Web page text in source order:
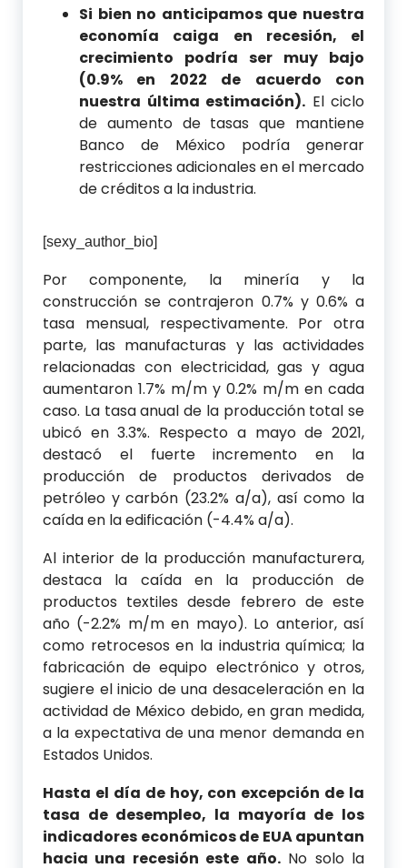
Si bien no anticipamos que nuestra
economía caiga en recesión, el
crecimiento podría ser muy bajo
(0.9% en 2022 de acuerdo con
nuestra última estimación). El ciclo
de aumento de tasas que mantiene
Banco de México podría generar
restricciones adicionales en el mercado
de créditos a la industria.
[sexy_author_bio]
Por componente, la minería y la
construcción se contrajeron 0.7% y 0.6% a
tasa mensual, respectivamente. Por otra
parte, las manufacturas y las actividades
relacionadas con electricidad, gas y agua
aumentaron 1.7% m/m y 0.2% m/m en cada
caso. La tasa anual de la producción total se
ubicó en 3.3%. Respecto a mayo de 2021,
destacó el fuerte incremento en la
producción de productos derivados de
petróleo y carbón (23.2% a/a), así como la
caída en la edificación (-4.4% a/a).
Al interior de la producción manufacturera,
destaca la caída en la producción de
productos textiles desde febrero de este
año (-2.2% m/m en mayo). Lo anterior, así
como retrocesos en la industria química; la
fabricación de equipo electrónico y otros,
sugiere el inicio de una desaceleración en la
actividad de México debido, en gran medida,
a la expectativa de una menor demanda en
Estados Unidos.
Hasta el día de hoy, con excepción de la
tasa de desempleo, la mayoría de los
indicadores económicos de EUA apuntan
hacia una recesión este año.No solo la